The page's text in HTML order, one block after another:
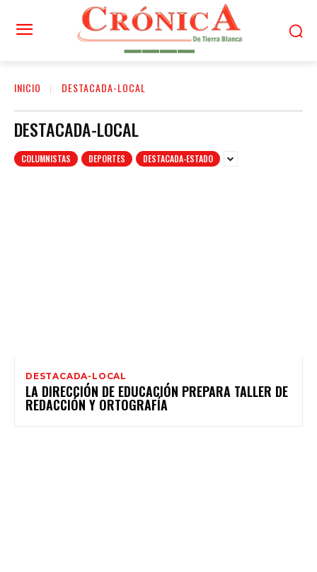
INICIO DESTACADA-LOCAL
DESTACADA-LOCAL
COLUMNISTAS DEPORTES DESTACADA-ESTADO
DESTACADA-LOCAL
LA DIRECCIÓN DE EDUCACIÓN PREPARA TALLER DE
REDACCIÓN Y ORTOGRAFÍA